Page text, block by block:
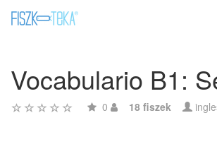
Vocabulario B1:
0 18 fiszek